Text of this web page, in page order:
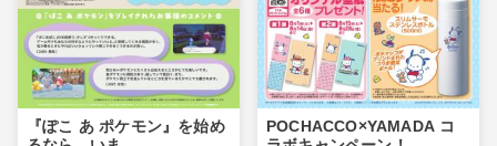
『ぽこ あ ポケモン』を始め
POCHACCO×YAMADA コ